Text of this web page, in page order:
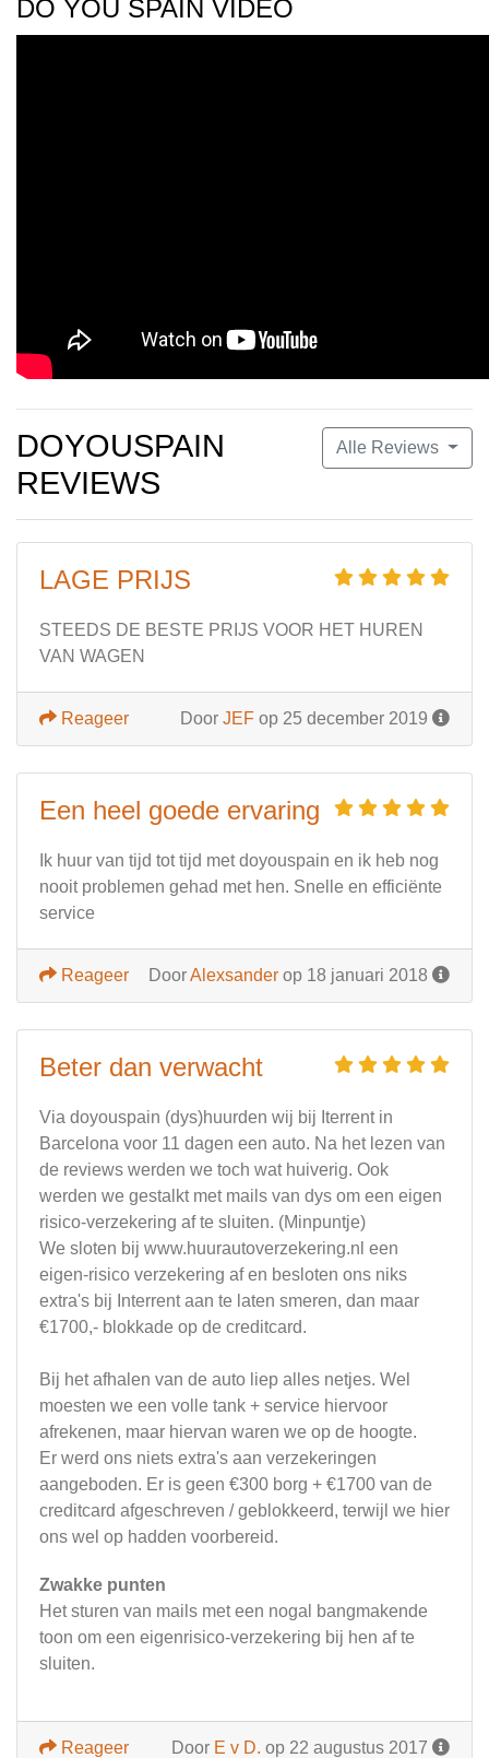
DO YOU SPAIN VIDEO
Alle Reviews
DOYOUSPAIN
REVIEWS
LAGE PRIJS
STEEDS DE BESTE PRIJS VOOR HET HUREN
VAN WAGEN
Door JEF op 25 december 2019
Reageer
Een heel goede ervaring
Ik huur van tijd tot tijd met doyouspain en ik heb nog
nooit problemen gehad met hen. Snelle en efficiënte
service
DoorAlexsander op 18 januari 2018
Reageer
Beter dan verwacht
Via doyouspain (dys)huurden wij bij Iterrent in
Barcelona voor 11 dagen een auto. Na het lezen van
de reviews werden we toch wat huiverig. Ook
werden we gestalkt met mails van dys om een eigen
risico-verzekering af te sluiten. (Minpuntje)
We sloten bij www.huurautoverzekering.nl een
eigen-risico verzekering af en besloten ons niks
extra's bij Interrent aan te laten smeren, dan maar
€1700,- blokkade op de creditcard.
Bij het afhalen van de auto liep alles netjes. Wel
moesten we een volle tank + service hiervoor
afrekenen, maar hiervan waren we op de hoogte.
Er werd ons niets extra's aan verzekeringen
aangeboden. Er is geen €300 borg + €1700 van de
creditcard afgeschreven / geblokkeerd, terwijl we hier
ons wel op hadden voorbereid.
Zwakke punten
Het sturen van mails met een nogal bangmakende
toon om een eigenrisico-verzekering bij hen af te
sluiten.
Door E v D. op 22 augustus 2017
Reageer